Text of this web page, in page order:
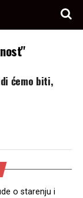
ćemo biti,
o starenju i